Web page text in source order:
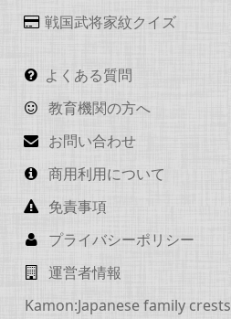
戦国武将家紋クイズ
よくある質問
教育機関の方へ
お問い合わせ
商用利用について
免責事項
プライバシーポリシー
運営者情報
Kamon:Japanese family crests